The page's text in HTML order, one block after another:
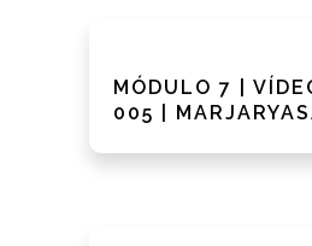
MÓDULO 7 |
005 |